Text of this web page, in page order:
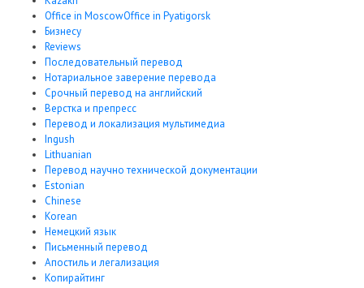
Office in MoscowOffice in Pyatigorsk
Бизнесу
Reviews
Последовательный перевод
Нотариальное заверение перевода
Срочный перевод на английский
Верстка и препресс
Перевод и локализация мультимедиа
Ingush
Lithuanian
Перевод научно технической документации
Estonian
Chinese
Korean
Немецкий язык
Письменный перевод
Апостиль и легализация
Копирайтинг